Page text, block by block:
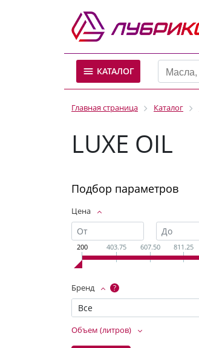
КАТАЛОГ
Главная страница Каталог
LUXE OIL
Подбор параметров
Цена
200 403.75 607.50 811.25
Бренд ?
Все
Объем (литров)